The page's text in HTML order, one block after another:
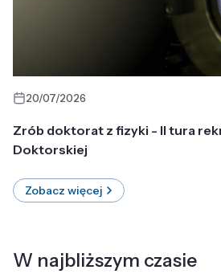
20/07/2026
Zrób doktorat z fizyki - II tura
Doktorskiej
Zobacz więcej
W najbliższym czasie